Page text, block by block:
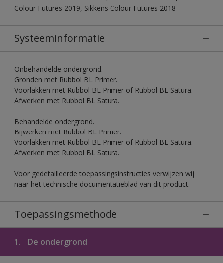
Colour Futures 2019, Sikkens Colour Futures 2018
Systeeminformatie
Onbehandelde ondergrond.
Gronden met Rubbol BL Primer.
Voorlakken met Rubbol BL Primer of Rubbol BL Satura.
Afwerken met Rubbol BL Satura.
Behandelde ondergrond.
Bijwerken met Rubbol BL Primer.
Voorlakken met Rubbol BL Primer of Rubbol BL Satura.
Afwerken met Rubbol BL Satura.
Voor gedetailleerde toepassingsinstructies verwijzen wij
naar het technische documentatieblad van dit product.
Toepassingsmethode
1. De ondergrond